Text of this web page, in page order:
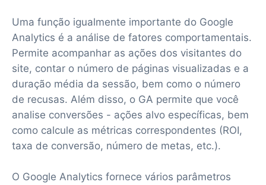
Uma função igualmente importante do Google
Analytics é a análise de fatores comportamentais.
Permite acompanhar as ações dos visitantes do
site, contar o número de páginas visualizadas e a
duração média da sessão, bem como o número
de recusas. Além disso, o GA permite que você
analise conversões - ações alvo específicas, bem
como calcule as métricas correspondentes (ROI,
taxa de conversão, número de metas, etc.).
O Google Analytics fornece vários parâmetros